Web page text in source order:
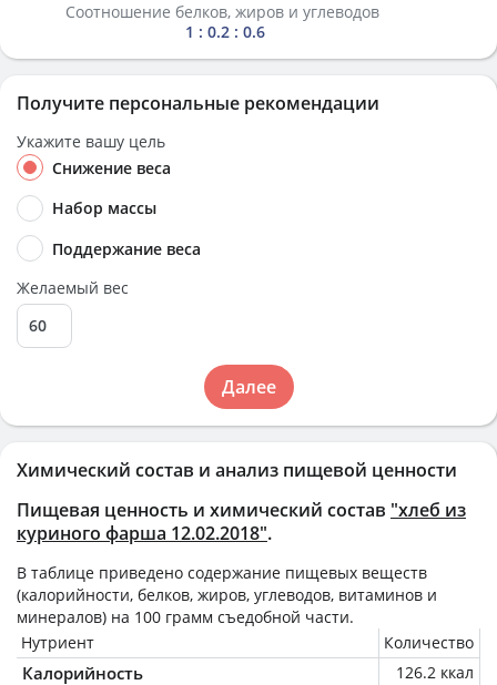
Химический состав и анализ пищевой ценности
Пищевая ценность и химический состав "хлеб из
куриного фарша 12.02.2018".
В таблице приведено содержание пищевых веществ
(калорийности, белков, жиров, углеводов, витаминов и
минералов) на 100 грамм съедобной части.
Нутриент
Количество
Калорийность
126.2 ккал
Соотношение белков, жиров и углеводов
1 : 0.2 : 0.6
Получите персональные рекомендации
Укажите вашу цель
Снижение веса
Набор массы
Поддержание веса
Желаемый вес
Далее